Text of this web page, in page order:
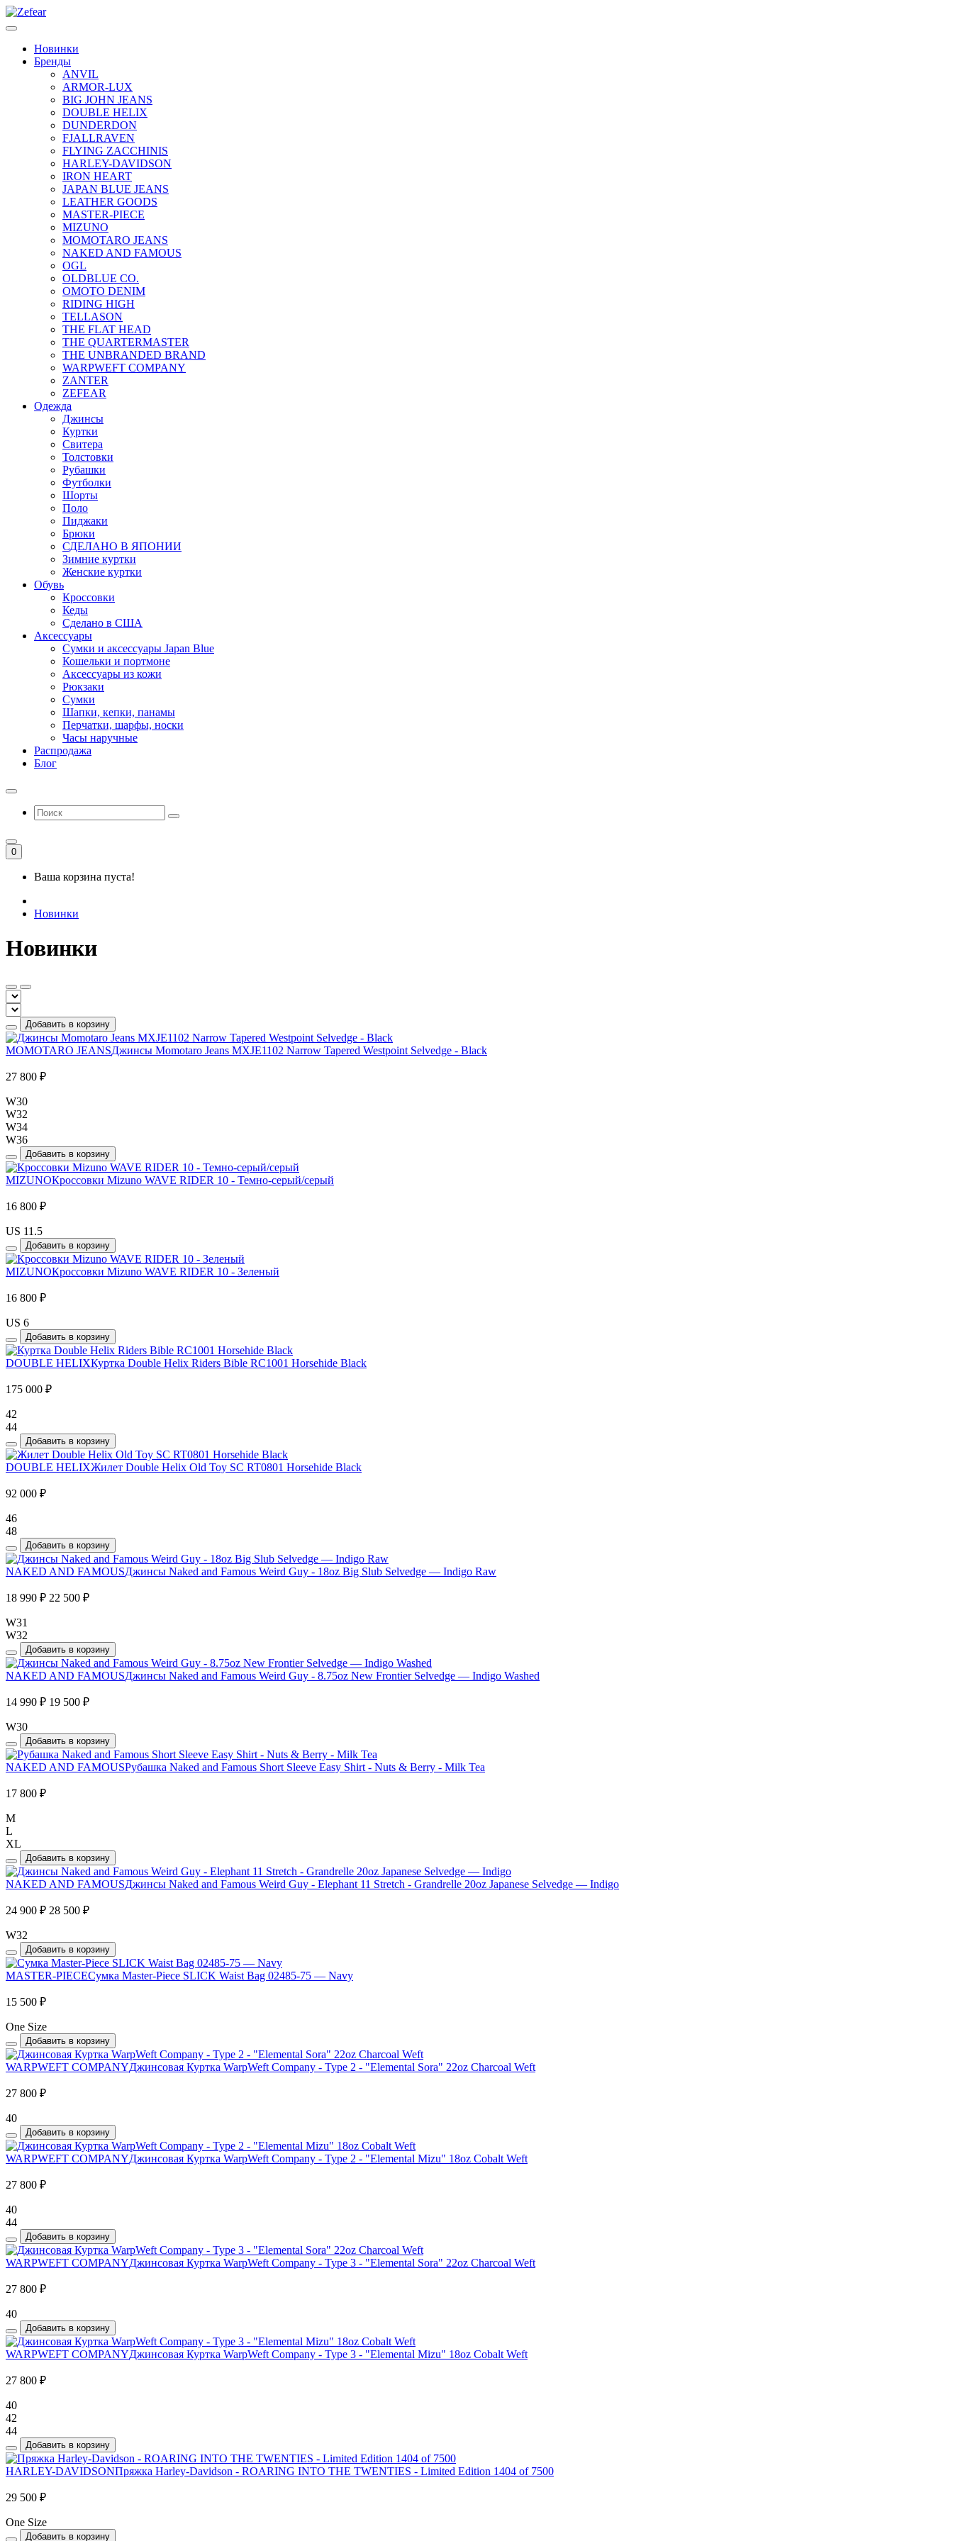
Новинки
Бренды
ANVIL
ARMOR-LUX
BIG JOHN JEANS
DOUBLE HELIX
DUNDERDON
FJALLRAVEN
FLYING ZACCHINIS
HARLEY-DAVIDSON
IRON HEART
JAPAN BLUE JEANS
LEATHER GOODS
MASTER-PIECE
MIZUNO
MOMOTARO JEANS
NAKED AND FAMOUS
OGL
OLDBLUE CO.
OMOTO DENIM
RIDING HIGH
TELLASON
THE FLAT HEAD
THE QUARTERMASTER
THE UNBRANDED BRAND
WARPWEFT COMPANY
ZANTER
ZEFEAR
Одежда
Джинсы
Куртки
Свитера
Толстовки
Рубашки
Футболки
Шорты
Поло
Пиджаки
Брюки
СДЕЛАНО В ЯПОНИИ
Зимние куртки
Женские куртки
Обувь
Кроссовки
Кеды
Сделано в США
Аксессуары
Сумки и аксессуары Japan Blue
Кошельки и портмоне
Аксессуары из кожи
Рюкзаки
Сумки
Шапки, кепки, панамы
Перчатки, шарфы, носки
Часы наручные
Распродажа
Блог
0
Ваша корзина пуста!
Новинки
Новинки
Добавить в корзину
MOMOTARO JEANSДжинсы Momotaro Jeans MXJE1102 Narrow Tapered Westpoint Selvedge - Black
27 800 ₽
W30
W32
W34
W36
Добавить в корзину
MIZUNOКроссовки Mizuno WAVE RIDER 10 - Темно-серый/серый
16 800 ₽
US 11.5
Добавить в корзину
MIZUNOКроссовки Mizuno WAVE RIDER 10 - Зеленый
16 800 ₽
US 6
Добавить в корзину
DOUBLE HELIXКуртка Double Helix Riders Bible RC1001 Horsehide Black
175 000 ₽
42
44
Добавить в корзину
DOUBLE HELIXЖилет Double Helix Old Toy SC RT0801 Horsehide Black
92 000 ₽
46
48
Добавить в корзину
NAKED AND FAMOUSДжинсы Naked and Famous Weird Guy - 18oz Big Slub Selvedge — Indigo Raw
18 990 ₽ 22 500 ₽
W31
W32
Добавить в корзину
NAKED AND FAMOUSДжинсы Naked and Famous Weird Guy - 8.75oz New Frontier Selvedge — Indigo Washed
14 990 ₽ 19 500 ₽
W30
Добавить в корзину
NAKED AND FAMOUSРубашка Naked and Famous Short Sleeve Easy Shirt - Nuts & Berry - Milk Tea
17 800 ₽
M
L
XL
Добавить в корзину
NAKED AND FAMOUSДжинсы Naked and Famous Weird Guy - Elephant 11 Stretch - Grandrelle 20oz Japanese Selvedge — Indigo
24 900 ₽ 28 500 ₽
W32
Добавить в корзину
MASTER-PIECEСумка Master-Piece SLICK Waist Bag 02485-75 — Navy
15 500 ₽
One Size
Добавить в корзину
WARPWEFT COMPANYДжинсовая Куртка WarpWeft Company - Type 2 - "Elemental Sora" 22oz Charcoal Weft
27 800 ₽
40
Добавить в корзину
WARPWEFT COMPANYДжинсовая Куртка WarpWeft Company - Type 2 - "Elemental Mizu" 18oz Cobalt Weft
27 800 ₽
40
44
Добавить в корзину
WARPWEFT COMPANYДжинсовая Куртка WarpWeft Company - Type 3 - "Elemental Sora" 22oz Charcoal Weft
27 800 ₽
40
Добавить в корзину
WARPWEFT COMPANYДжинсовая Куртка WarpWeft Company - Type 3 - "Elemental Mizu" 18oz Cobalt Weft
27 800 ₽
40
42
44
Добавить в корзину
HARLEY-DAVIDSONПряжка Harley-Davidson - ROARING INTO THE TWENTIES - Limited Edition 1404 of 7500
29 500 ₽
One Size
Добавить в корзину